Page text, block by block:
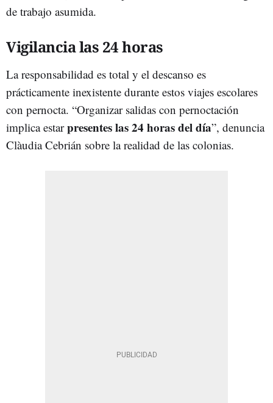
de trabajo asumida.
Vigilancia las 24 horas
La responsabilidad es total y el descanso es
prácticamente inexistente durante estos viajes escolares
con pernocta. “Organizar salidas con pernoctación
implica estarpresentes las 24 horas del día”, denuncia
Clàudia Cebrián sobre la realidad de las colonias.